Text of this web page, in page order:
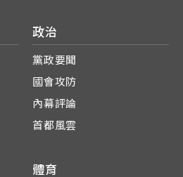
政治
黨政要聞
國會攻防
內幕評論
首都風雲
體育